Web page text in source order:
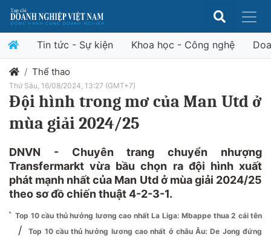
Tin tức - Sự kiện Khoa học - Công nghệ
Thể thao
Thứ Sáu, 16/08/2024, 13:27 (GMT+7)
Đội hình trong mơ của Man Utd ở
mùa giải 2024/25
DNVN - Chuyên trang chuyển nhượng
Transfermarkt vừa bầu chọn ra đội hình xuất
phát mạnh nhất của Man Utd ở mùa giải 2024/25
theo sơ đồ chiến thuật 4-2-3-1.
Top 10 cầu thủ hưởng lương cao nhất La Liga: Mbappe thua 2 cái tên
/
Top 10 cầu thủ hưởng lương cao nhất ở châu Âu: De Jong đứng